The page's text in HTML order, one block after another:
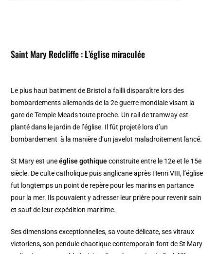
Saint Mary Redcliffe : L’église miraculée
Le plus haut batiment de Bristol a failli disparaître lors des
bombardements allemands de la 2e guerre mondiale visant la
gare de Temple Meads toute proche. Un rail de tramway est
planté dans le jardin de l’église. Il fût projeté lors d’un
bombardement à la manière d’un javelot maladroitement lancé.
St Mary est uneéglise gothiqueconstruite entre le 12e et le 15e
siècle. De culte catholique puis anglicane après Henri VIII, l’église
fut longtemps un point de repère pour les marins en partance
pour la mer. Ils pouvaient y adresser leur prière pour revenir sain
et sauf de leur expédition maritime.
Ses dimensions exceptionnelles, sa voute délicate, ses vitraux
victoriens, son pendule chaotique contemporain font de St Mary